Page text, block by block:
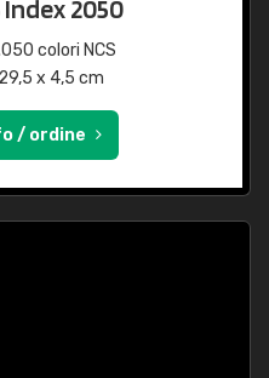
Index 2050
colori NCS
29,5 x 4,5 cm
/ ordine